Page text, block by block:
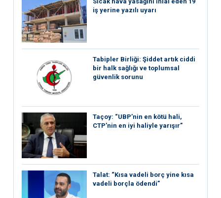
iş yerine yazılı uyarı
Tabipler Birliği: Şiddet artık ciddi
bir halk sağlığı ve toplumsal
güvenlik sorunu
Taçoy: “UBP’nin en kötü hali,
CTP’nin en iyi haliyle yarışır”
Talat: “Kısa vadeli borç yine kısa
vadeli borçla ödendi”